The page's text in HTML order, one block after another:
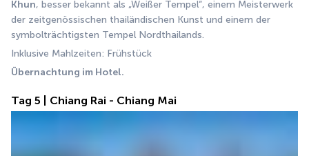
Khun, besser bekannt als „Weißer Tempel“, einem Meisterwerk
der zeitgenössischen thailändischen Kunst und einem der
symbolträchtigsten Tempel Nordthailands.
Inklusive Mahlzeiten: Frühstück
Übernachtung im Hotel.
Tag 5 | Chiang Rai - Chiang Mai